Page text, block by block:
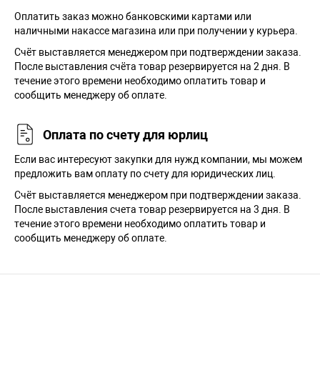
Оплатить заказ можно банковскими картами или
наличными накассе магазина или при получении у курьера.
Cчёт выставляется менеджером при подтверждении заказа.
После выставления счёта товар резервируется на 2 дня. В
течение этого времени необходимо оплатить товар и
сообщить менеджеру об оплате.
Оплата по счету для юрлиц
Если вас интересуют закупки для нужд компании, мы можем
предложить вам оплату по счету для юридических лиц.
Счёт выставляется менеджером при подтверждении заказа.
После выставления счета товар резервируется на 3 дня. В
течение этого времени необходимо оплатить товар и
сообщить менеджеру об оплате.